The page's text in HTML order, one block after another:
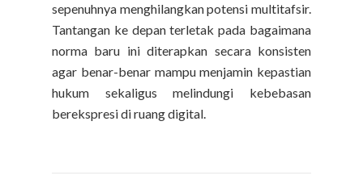
sepenuhnya menghilangkan potensi multitafsir.
Tantangan ke depan terletak pada bagaimana
norma baru ini diterapkan secara konsisten
agar benar-benar mampu menjamin kepastian
hukum sekaligus melindungi kebebasan
berekspresi di ruang digital.